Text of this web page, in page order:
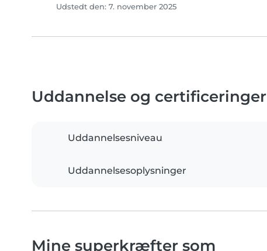
Udstedt den: 7. november 2025
Uddannelse og certificeringer
Uddannelsesniveau
Uddannelsesoplysninger
Mine superkræfter som